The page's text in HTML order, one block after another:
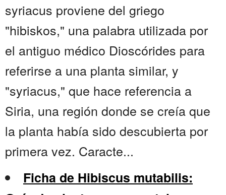
syriacus proviene del griego
"hibiskos," una palabra utilizada por
el antiguo médico Dioscórides para
referirse a una planta similar, y
"syriacus," que hace referencia a
Siria, una región donde se creía que
la planta había sido descubierta por
primera vez. Caracte...
Ficha de Hibiscus mutabilis: